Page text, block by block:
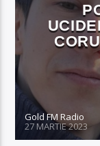
Gold FM Radio
27 MARTIE 2023